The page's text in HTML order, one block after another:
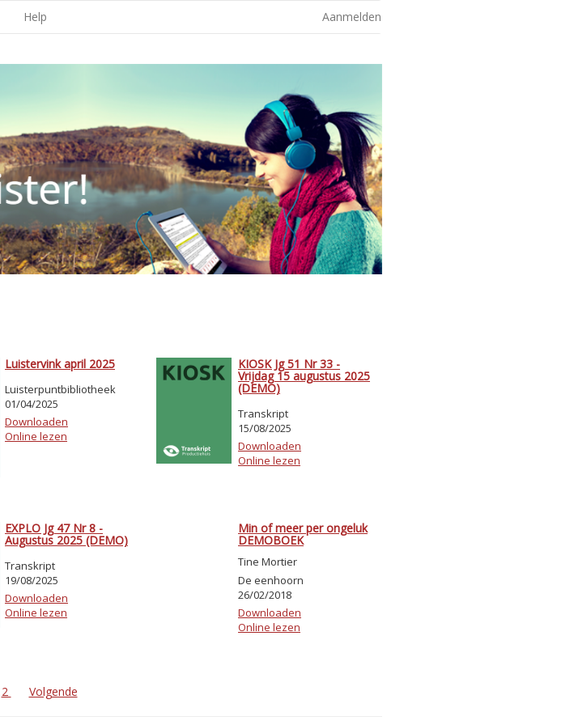
Help Aanmelden
Luistervink april 2025
Luisterpuntbibliotheek
01/04/2025
Downloaden
Online lezen
KIOSK Jg 51 Nr 33 -
Vrijdag 15 augustus 2025
(DEMO)
Transkript
15/08/2025
Downloaden
Online lezen
EXPLO Jg 47 Nr 8 -
Augustus 2025 (DEMO)
Transkript
19/08/2025
Downloaden
Online lezen
Min of meer per ongeluk
DEMOBOEK
Tine Mortier
De eenhoorn
26/02/2018
Downloaden
Online lezen
2 Volgende